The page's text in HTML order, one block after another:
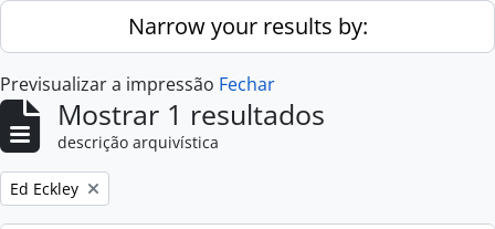
Skip to main contentNarrow your results by:
Previsualizar a impressão Fechar
Mostrar 1 resultados
descrição arquivística
Remove filter:
Ed Eckley